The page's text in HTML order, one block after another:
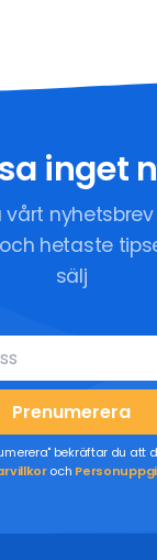
inget
vårt
hetaste
sälj
Prenumerera
bekräftar du att
och